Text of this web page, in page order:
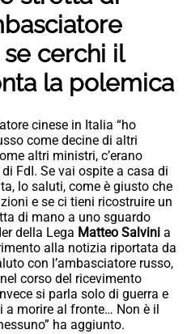
se cerchi il
la polemica
cinese in Italia “ho
come decine di altri
altri ministri, c’erano
FdI. Se vai ospite a casa di
lo saluti, come è giusto che
e se ci tieni ricostruire un
di mano a uno sguardo
della Lega Matteo Salvini a
alla notizia riportata da
con l’ambasciatore russo,
corso del ricevimento
si parla solo di guerra e
morire al fronte… Non è il
ha aggiunto.